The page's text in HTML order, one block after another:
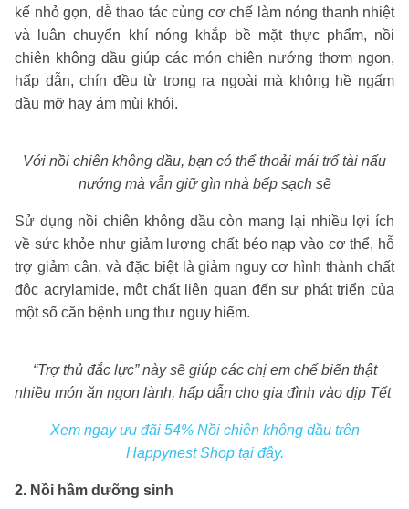
kế nhỏ gọn, dễ thao tác cùng cơ chế làm nóng thanh nhiệt
và luân chuyển khí nóng khắp bề mặt thực phẩm, nồi
chiên không dầu giúp các món chiên nướng thơm ngon,
hấp dẫn, chín đều từ trong ra ngoài mà không hề ngấm
dầu mỡ hay ám mùi khói.
Với nồi chiên không dầu, bạn có thể thoải mái trổ tài nấu
nướng mà vẫn giữ gìn nhà bếp sạch sẽ
Sử dụng nồi chiên không dầu còn mang lại nhiều lợi ích
về sức khỏe như giảm lượng chất béo nạp vào cơ thể, hỗ
trợ giảm cân, và đặc biệt là giảm nguy cơ hình thành chất
độc acrylamide, một chất liên quan đến sự phát triển của
một số căn bệnh ung thư nguy hiểm.
“Trợ thủ đắc lực” này sẽ giúp các chị em chế biến thật
nhiều món ăn ngon lành, hấp dẫn cho gia đình vào dịp Tết
Xem ngay ưu đãi 54% Nồi chiên không dầu trên
Happynest Shop tại đây.
2. Nồi hầm dưỡng sinh